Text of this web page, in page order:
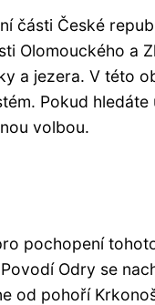
části České
Olomouckého a
a jezera. V této
Pokud hledáte
volbou.
pochopení
Odry se
od pohoří